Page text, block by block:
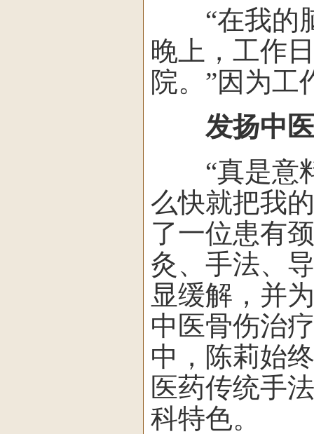
“在我的脑
晚上，工作
院。”因为工
发扬中医
“真是意料
么快就把我
了一位患有
灸、手法、
显缓解，并
中医骨伤治
中，陈莉始
医药传统手
科特色。